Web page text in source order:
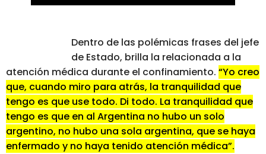
Dentro de las polémicas frases del jefe
de Estado, brilla la relacionada a la
atención médica durante el confinamiento. “Yo creo
que, cuando miro para atrás, la tranquilidad que
tengo es que use todo. Di todo. La tranquilidad que
tengo es que en al Argentina no hubo un solo
argentino, no hubo una sola argentina, que se haya
enfermado y no haya tenido atención médica”.